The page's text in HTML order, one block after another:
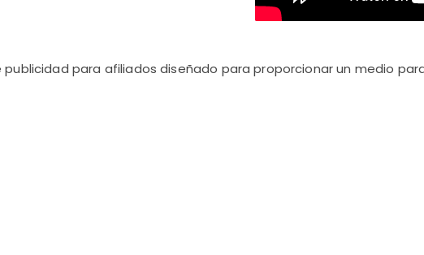
para afiliados diseñado para proporcionar un medio